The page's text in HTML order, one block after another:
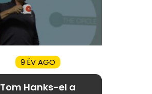
9 ÉV AGO
Tom Hanks-el a